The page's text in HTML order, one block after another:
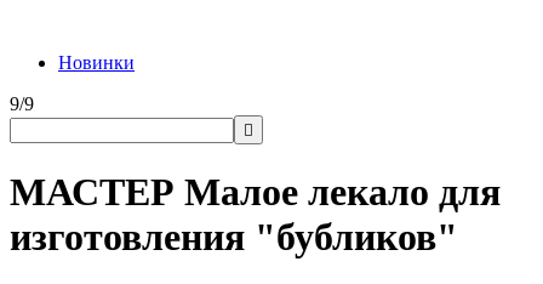
Новинки
9/9

МАСТЕР Малое лекало для
изготовления "бубликов"